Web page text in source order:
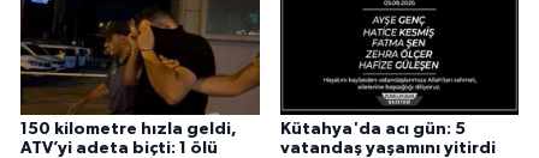
150 kilometre hızla geldi,
ATV’yi adeta biçti: 1 ölü
Kütahya'da acı gün: 5
vatandaş yaşamını yitirdi